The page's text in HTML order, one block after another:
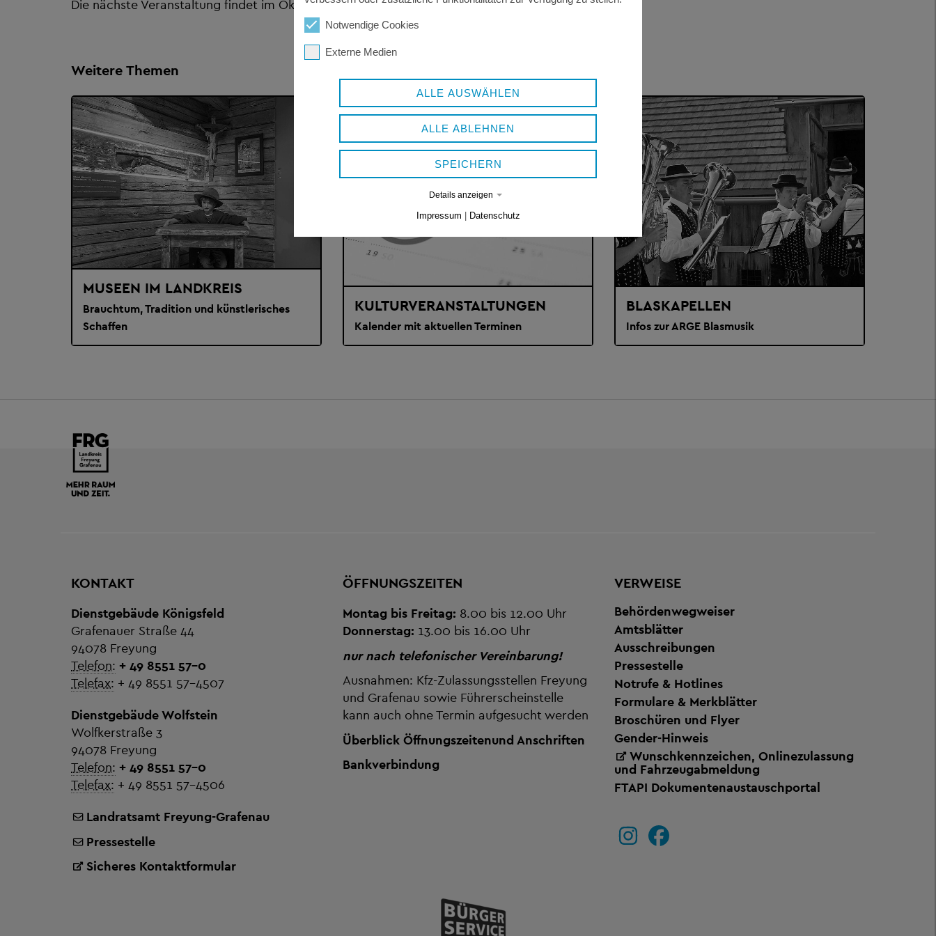
Die nächste Veranstaltung findet im Oktober 2025 statt.
Weitere Themen
MUSEEN IM LANDKREIS
Brauchtum, Tradition und künstlerisches
Schaffen
KULTURVERANSTALTUNGEN
Kalender mit aktuellen Terminen
BLASKAPELLEN
Infos zur ARGE Blasmusik
KONTAKT
Dienstgebäude Königsfeld
Grafenauer Straße 44
94078 Freyung
Telefon: + 49 8551 57-0
Telefax: + 49 8551 57-4507
Dienstgebäude Wolfstein
Wolfkerstraße 3
94078 Freyung
Telefon: + 49 8551 57-0
Telefax: + 49 8551 57-4506
Landratsamt Freyung-Grafenau
Pressestelle
Sicheres Kontaktformular
ÖFFNUNGSZEITEN
Montag bis Freitag: 8.00 bis 12.00 Uhr
Donnerstag: 13.00 bis 16.00 Uhr
nur nach telefonischer Vereinbarung!
Ausnahmen: Kfz-Zulassungsstellen Freyung
und Grafenau sowie Führerscheinstelle
kann auch ohne Termin aufgesucht werden
Überblick Öffnungszeitenund Anschriften
Bankverbindung
VERWEISE
Behördenwegweiser
Amtsblätter
Ausschreibungen
Pressestelle
Notrufe & Hotlines
Formulare & Merkblätter
Broschüren und Flyer
Gender-Hinweis
Wunschkennzeichen, Onlinezulassung
und Fahrzeugabmeldung
FTAPI Dokumentenaustauschportal
Notwendige Cookies
Externe Medien
ALLE AUSWÄHLEN
ALLE ABLEHNEN
SPEICHERN
Details anzeigen
Impressum Datenschutz